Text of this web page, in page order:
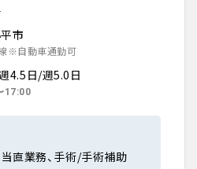
市
※自動車通勤可
4.5日/週5.0日
17:00
直業務、手術/手術補助